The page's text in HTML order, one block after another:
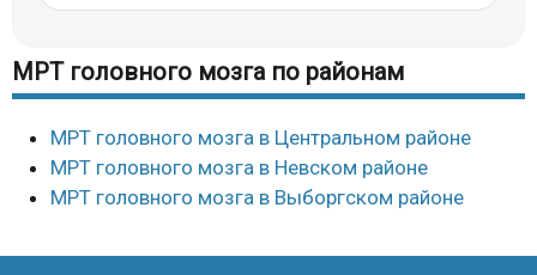
МРТ головного мозга по районам
МРТ головного мозга в Центральном районе
МРТ головного мозга в Невском районе
МРТ головного мозга в Выборгском районе